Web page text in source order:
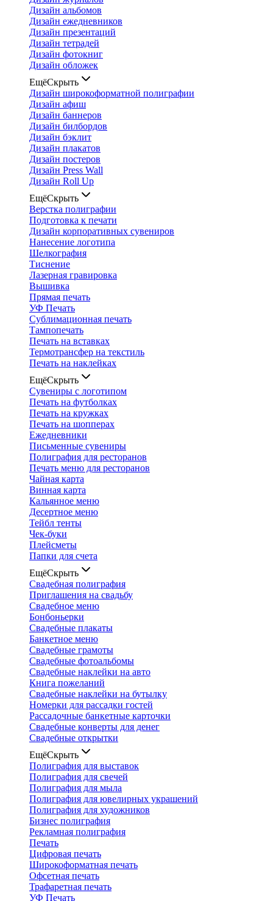
Дизайн альбомов
Дизайн ежедневников
Дизайн презентаций
Дизайн тетрадей
Дизайн фотокниг
Дизайн обложек
ЕщёСкрыть
Дизайн широкоформатной полиграфии
Дизайн афиш
Дизайн баннеров
Дизайн билбордов
Дизайн бэклит
Дизайн плакатов
Дизайн постеров
Дизайн Press Wall
Дизайн Roll Up
ЕщёСкрыть
Верстка полиграфии
Подготовка к печати
Дизайн корпоративных сувениров
Нанесение логотипа
Шелкография
Тиснение
Лазерная гравировка
Вышивка
Прямая печать
УФ Печать
Сублимационная печать
Тампопечать
Печать на вставках
Термотрансфер на текстиль
Печать на наклейках
ЕщёСкрыть
Сувениры с логотипом
Печать на футболках
Печать на кружках
Печать на шопперах
Ежедневники
Письменные сувениры
Полиграфия для ресторанов
Печать меню для ресторанов
Чайная карта
Винная карта
Кальянное меню
Десертное меню
Тейбл тенты
Чек-буки
Плейсметы
Папки для счета
ЕщёСкрыть
Свадебная полиграфия
Приглашения на свадьбу
Свадебное меню
Бонбоньерки
Свадебные плакаты
Банкетное меню
Свадебные грамоты
Свадебные фотоальбомы
Свадебные наклейки на авто
Книга пожеланий
Свадебные наклейки на бутылку
Номерки для рассадки гостей
Рассадочные банкетные карточки
Свадебные конверты для денег
Свадебные открытки
ЕщёСкрыть
Полиграфия для выставок
Полиграфия для свечей
Полиграфия для мыла
Полиграфия для ювелирных украшений
Полиграфия для художников
Бизнес полиграфия
Рекламная полиграфия
Печать
Цифровая печать
Широкоформатная печать
Офсетная печать
Трафаретная печать
УФ Печать